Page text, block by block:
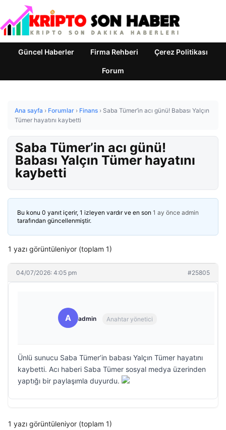
Güncel Haberler Firma Rehberi Çerez Politikası
Forum
Ana sayfa › Forumlar › Finans › Saba Tümer’in acı günü! Babası Yalçın
Tümer hayatını kaybetti
Saba Tümer’in acı günü!
Babası Yalçın Tümer hayatını
kaybetti
Bu konu 0 yanıt içerir, 1 izleyen vardır ve en son 1 ay önce admin
tarafından güncellenmiştir.
1 yazı görüntüleniyor (toplam 1)
04/07/2026: 4:05 pm #25805
A admin Anahtar yönetici
Ünlü sunucu Saba Tümer’in babası Yalçın Tümer hayatını
kaybetti. Acı haberi Saba Tümer sosyal medya üzerinden
yaptığı bir paylaşımla duyurdu.
1 yazı görüntüleniyor (toplam 1)